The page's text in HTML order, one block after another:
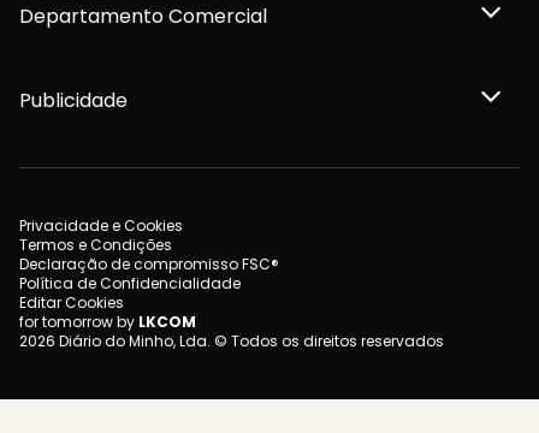
Departamento Comercial
Publicidade
Privacidade e Cookies
Termos e Condições
Declaração de compromisso FSC®
Política de Confidencialidade
Editar Cookies
for tomorrow by LKCOM
2026 Diário do Minho, Lda. © Todos os direitos reservados